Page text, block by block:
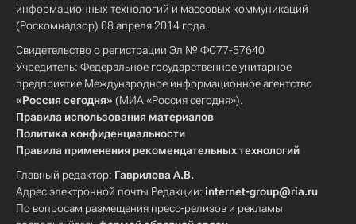
информационных технологий и массовых коммуникаций
(Роскомнадзор) 08 апреля 2014 года.
Свидетельство о регистрации Эл № ФС77-57640
Учредитель: Федеральное государственное унитарное
предприятие Международное информационное агентство
«Россия сегодня» (МИА «Россия сегодня»).
Правила использования материалов
Политика конфиденциальности
Правила применения рекомендательных технологий
Главный редактор: Гаврилова А.В.
Адрес электронной почты Редакции: internet-group@ria.ru
По вопросам размещения пресс-релизов и рекламы